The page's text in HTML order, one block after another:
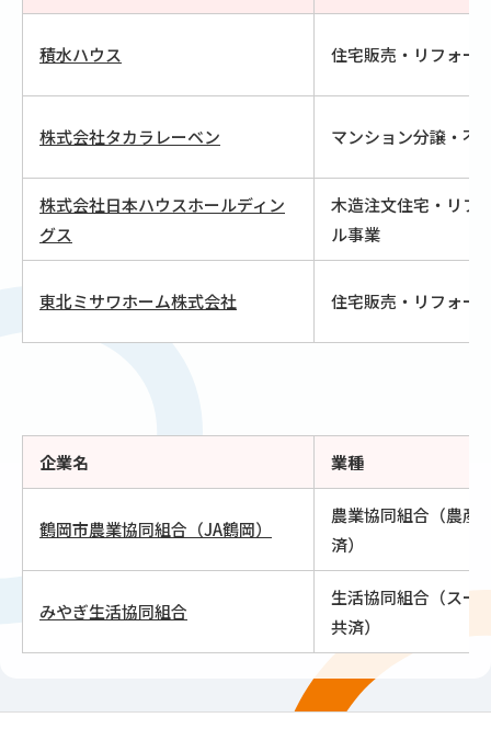
積水ハウス 住宅販売・リフォー
株式会社タカラレーベン マンション分譲・不
株式会社日本ハウスホールディン
グス
木造注文住宅・リフ
ル事業
東北ミサワホーム株式会社 住宅販売・リフォー
企業名 業種
鶴岡市農業協同組合（JA鶴岡）
農業協同組合（農産
済）
みやぎ生活協同組合
生活協同組合（スー
共済）